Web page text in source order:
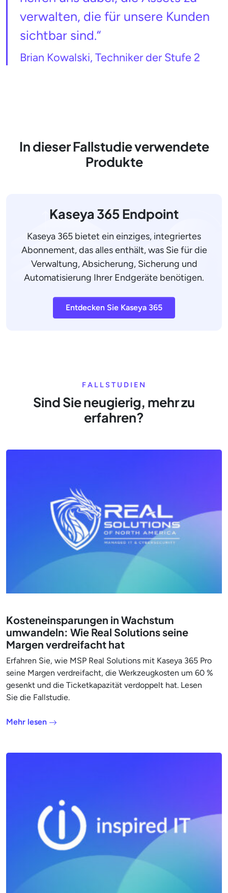
verwalten, die für unsere Kunden
sichtbar sind.“
Brian Kowalski, Techniker der Stufe 2
In dieser Fallstudie verwendete
Produkte
Kaseya 365 Endpoint
Kaseya 365 bietet ein einziges, integriertes
Abonnement, das alles enthält, was Sie für die
Verwaltung, Absicherung, Sicherung und
Automatisierung Ihrer Endgeräte benötigen.
Entdecken Sie Kaseya 365
FALLSTUDIEN
Sind Sie neugierig, mehr zu
erfahren?
Kosteneinsparungen in Wachstum
umwandeln: Wie Real Solutions seine
Margen verdreifacht hat
Erfahren Sie, wie MSP Real Solutions mit Kaseya 365 Pro
seine Margen verdreifacht, die Werkzeugkosten um 60 %
gesenkt und die Ticketkapazität verdoppelt hat. Lesen
Sie die Fallstudie.
Mehr lesen